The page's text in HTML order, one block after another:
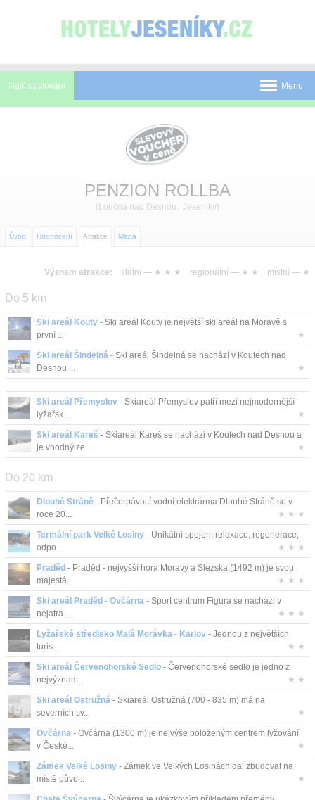
Najít ubytování
O Jeseníkách
Kontakt
Menu
PENZION ROLLBA
(Loučná nad Desnou, Jeseníky)
Úvod Hodnocení Atrakce Mapa
Význam atrakce: státní — ★ ★ ★ regionální — ★ ★ místní — ★
Do 5 km
Ski areál Kouty - Ski areál Kouty je největší ski areál na Moravě s
první ...
★
Ski areál Šindelná - Ski areál Šindelná se nachází v Koutech nad
Desnou ...
★
Ski areál Přemyslov - Skiareál Přemyslov patří mezi nejmodernější
lyžařsk...
★
Ski areál Kareš - Skiareál Kareš se nacházi v Koutech nad Desnou a
je vhodný ze...
★
Do 20 km
Dlouhé Stráně - Přečerpávací vodní elektrárma Dlouhé Stráně se v
roce 20...
★ ★ ★
Termální park Velké Losiny - Unikátní spojení relaxace, regenerace,
odpo...
★ ★ ★
Praděd - Praděd - nejvyšší hora Moravy a Slezska (1492 m) je svou
majestá...
★ ★ ★
Ski areál Praděd - Ovčárna - Sport centrum Figura se nachází v
nejatra...
★ ★ ★
Lyžařské středisko Malá Morávka - Karlov - Jednou z největších
turis...
★ ★
Ski areál Červenohorské Sedlo - Červenohorské sedlo je jedno z
nejvýznam...
★ ★
Ski areál Ostružná - Skiareál Ostružná (700 - 835 m) má na
severních sv...
★
Ovčárna - Ovčárna (1300 m) je nejvýše položeným centrem lyžování
v České...
★
Zámek Velké Losiny - Zámek ve Velkých Losinách dal zbudovat na
místě půvo...
★